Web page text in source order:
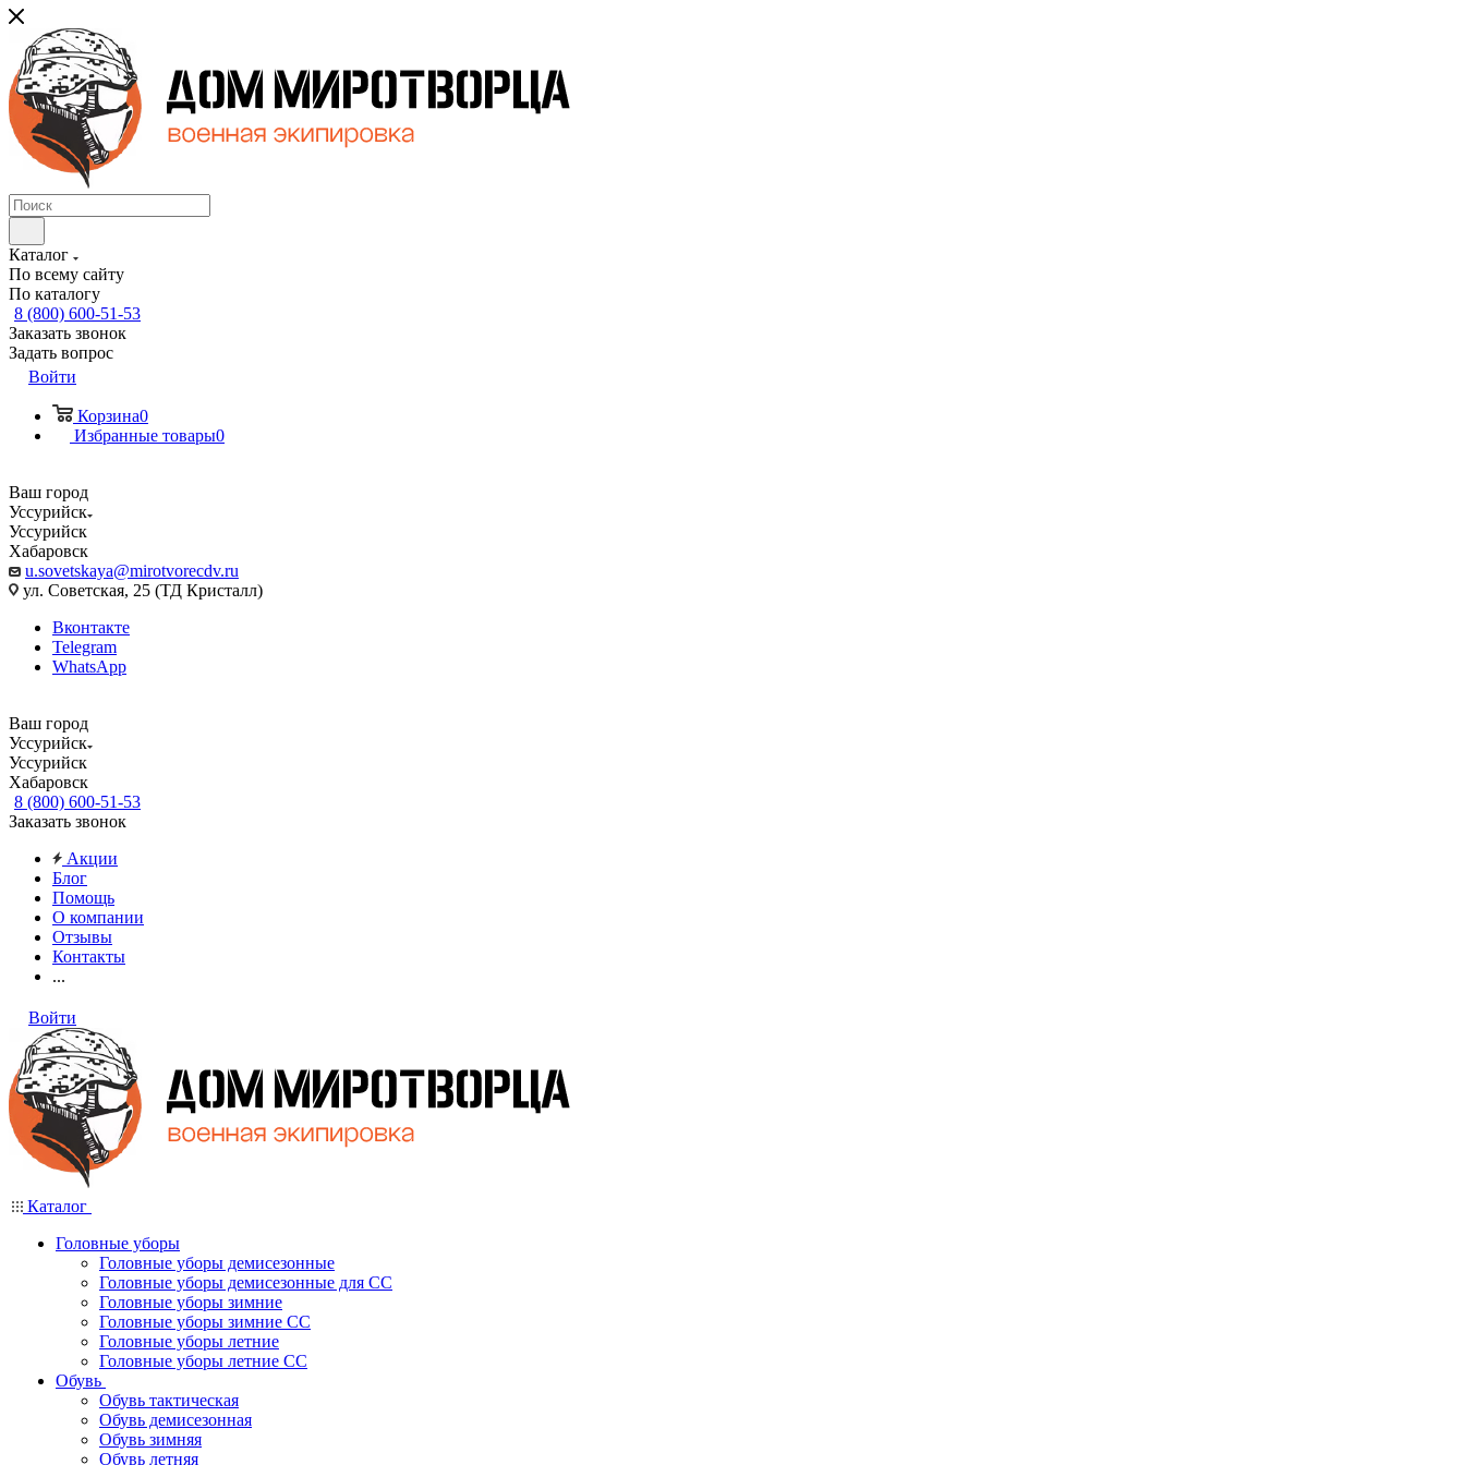
Каталог
По всему сайту
По каталогу
8 (800) 600-51-53
Заказать звонок
Задать вопрос
Войти
Корзина0
Избранные товары0
Ваш город
Уссурийск
Уссурийск
Хабаровск
u.sovetskaya@mirotvorecdv.ru
ул. Советская, 25 (ТД Кристалл)
Вконтакте
Telegram
WhatsApp
Ваш город
Уссурийск
Уссурийск
Хабаровск
8 (800) 600-51-53
Заказать звонок
Акции
Блог
Помощь
О компании
Отзывы
Контакты
...
Войти
Каталог
Головные уборы
Головные уборы демисезонные
Головные уборы демисезонные для СС
Головные уборы зимние
Головные уборы зимние СС
Головные уборы летние
Головные уборы летние СС
Обувь
Обувь тактическая
Обувь демисезонная
Обувь зимняя
Обувь летняя